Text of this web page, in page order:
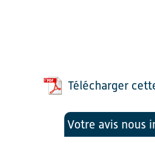
Télécharger
Votre avis nous